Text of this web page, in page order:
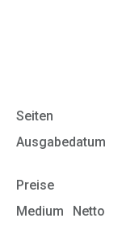
Seiten
Ausgabedatum
Preise
Medium
Netto